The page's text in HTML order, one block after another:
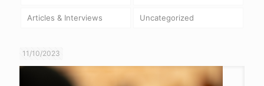
Articles & Interviews Uncategorized
11/10/2023